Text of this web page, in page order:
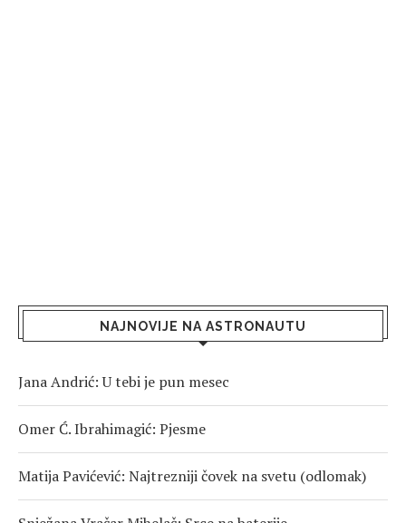
NAJNOVIJE NA ASTRONAUTU
Jana Andrić: U tebi je pun mesec
Omer Ć. Ibrahimagić: Pjesme
Matija Pavićević: Najtrezniji čovek na svetu (odlomak)